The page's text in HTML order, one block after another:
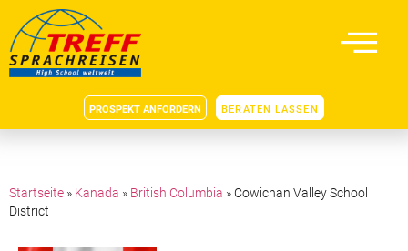
PROSPEKT ANFORDERN BERATEN LASSEN
Startseite » Kanada » British Columbia »Cowichan Valley School
District